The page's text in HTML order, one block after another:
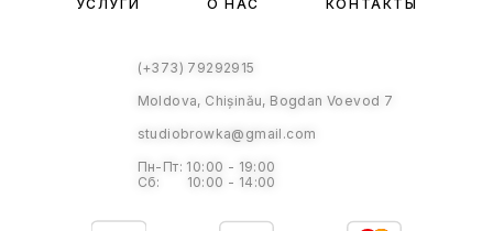
УСЛУГИ О НАС КОНТАКТЫ
(+373) 79292915
Moldova, Chișinău, Bogdan Voevod 7
studiobrowka@gmail.com
Пн-Пт: 10:00 - 19:00
Сб: 10:00 - 14:00